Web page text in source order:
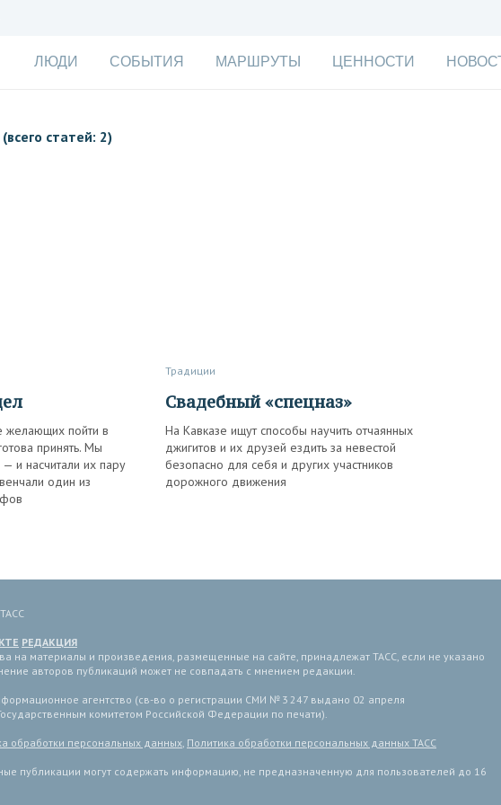
ЛЮДИ СОБЫТИЯ МАРШРУТЫ ЦЕННОСТИ
статей: 2)
желающих пойти в
принять. Мы
и насчитали их пару
один из
Традиции
Свадебный «спецназ»
На Кавказе ищут способы научить отчаянных
джигитов и их друзей ездить за невестой
безопасно для себя и других участников
дорожного движения
РЕДАКЦИЯ
на материалы и произведения, размещенные на сайте, принадлежат ТАСС, если не указано
авторов публикаций может не совпадать с мнением редакции.
агентство (св-во о регистрации СМИ № 3 247 выдано 02 апреля
комитетом Российской Федерации по печати).
обработки персональных данных Политика обработки персональных данных ТАСС
публикации могут содержать информацию, не предназначенную для пользователей до 16